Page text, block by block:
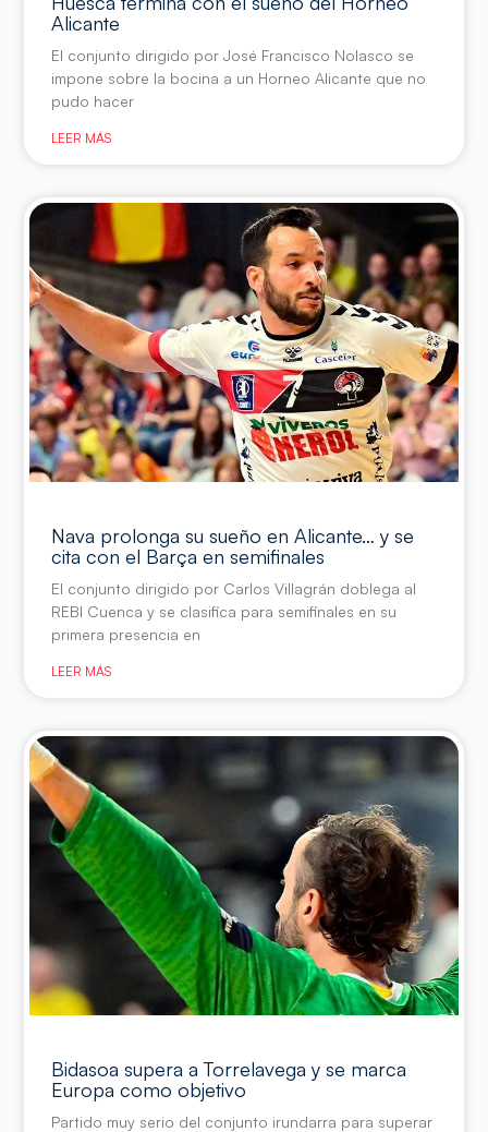
Alicante
El conjunto dirigido por José Francisco Nolasco se
impone sobre la bocina a un Horneo Alicante que no
pudo hacer
LEER MÁS
Nava prolonga su sueño en Alicante… y se
cita con el Barça en semifinales
El conjunto dirigido por Carlos Villagrán doblega al
REBI Cuenca y se clasifica para semifinales en su
primera presencia en
LEER MÁS
Bidasoa supera a Torrelavega y se marca
Europa como objetivo
Partido muy serio del conjunto irundarra para superar